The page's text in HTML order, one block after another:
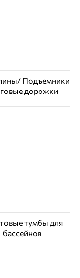
Подъемники
дорожки
тумбы для
бассейнов